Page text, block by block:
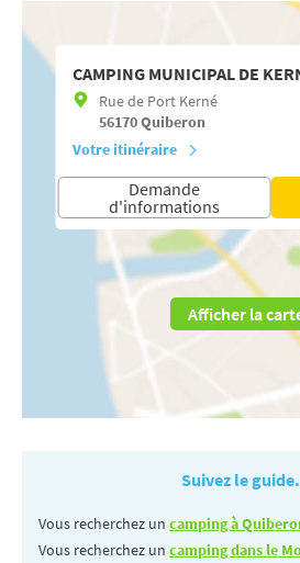
CAMPING MUNICIPAL DE
Rue de Port Kerné
56170Quiberon
Votre itinéraire
Demande
d'informations
Afficher la
Suivez le
Vous recherchez un camping à
Vous recherchez un camping dans le